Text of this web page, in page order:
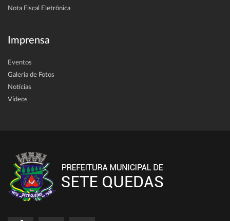
Nota Fiscal Eletrônica
Imprensa
Eventos
Galeria de Fotos
Notícias
Vídeos